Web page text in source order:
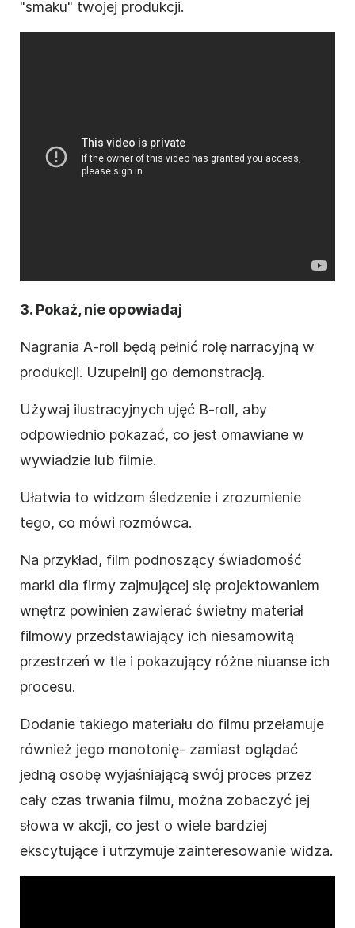
"smaku" twojej produkcji.
3. Pokaż, nie opowiadaj
Nagrania A-roll będą pełnić rolę narracyjną w
produkcji. Uzupełnij go demonstracją.
Używaj ilustracyjnych ujęć B-roll, aby
odpowiednio pokazać, co jest omawiane w
wywiadzie lub filmie.
Ułatwia to widzom śledzenie i zrozumienie
tego, co mówi rozmówca.
Na przykład, film podnoszący świadomość
marki dla firmy zajmującej się projektowaniem
wnętrz powinien zawierać świetny materiał
filmowy przedstawiający ich niesamowitą
przestrzeń w tle i pokazujący różne niuanse ich
procesu.
Dodanie takiego materiału do filmu przełamuje
również jego monotonię- zamiast oglądać
jedną osobę wyjaśniającą swój proces przez
cały czas trwania filmu, można zobaczyć jej
słowa w akcji, co jest o wiele bardziej
ekscytujące i utrzymuje zainteresowanie widza.